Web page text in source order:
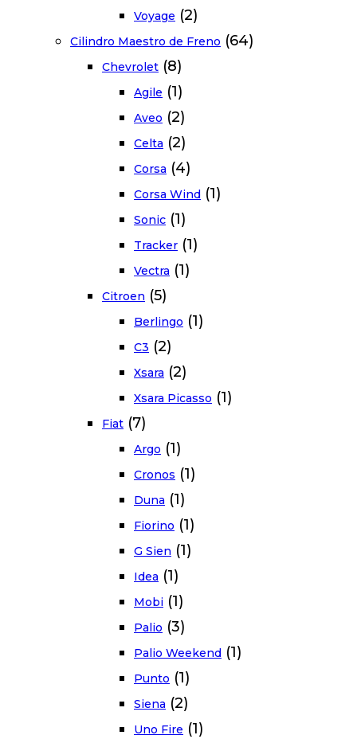
Voyage (2)
Cilindro Maestro de Freno (64)
Chevrolet (8)
Agile (1)
Aveo (2)
Celta (2)
Corsa (4)
Corsa Wind (1)
Sonic (1)
Tracker (1)
Vectra (1)
Citroen (5)
Berlingo (1)
C3 (2)
Xsara (2)
Xsara Picasso (1)
Fiat (7)
Argo (1)
Cronos (1)
Duna (1)
Fiorino (1)
G Sien (1)
Idea (1)
Mobi (1)
Palio (3)
Palio Weekend (1)
Punto (1)
Siena (2)
Uno Fire (1)